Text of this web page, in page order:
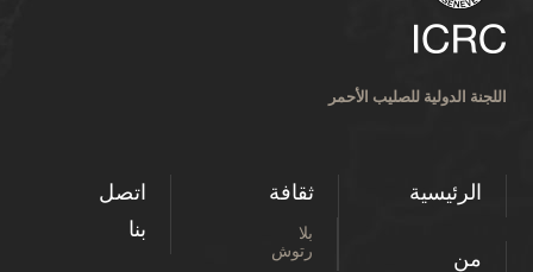
اللجنة الدولية للصليب الأحمر
الرئيسية
من
ثقافة
بلا
رتوش
اتصل
بنا